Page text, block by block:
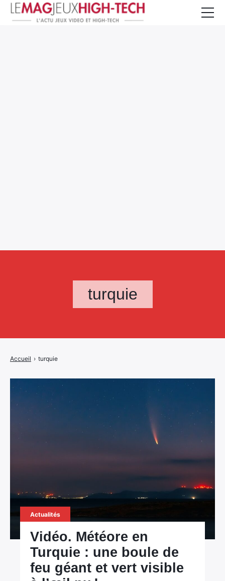
turquie
Accueil › turquie
Actualités
Vidéo. Météore en
Turquie : une boule de
feu géant et vert visible